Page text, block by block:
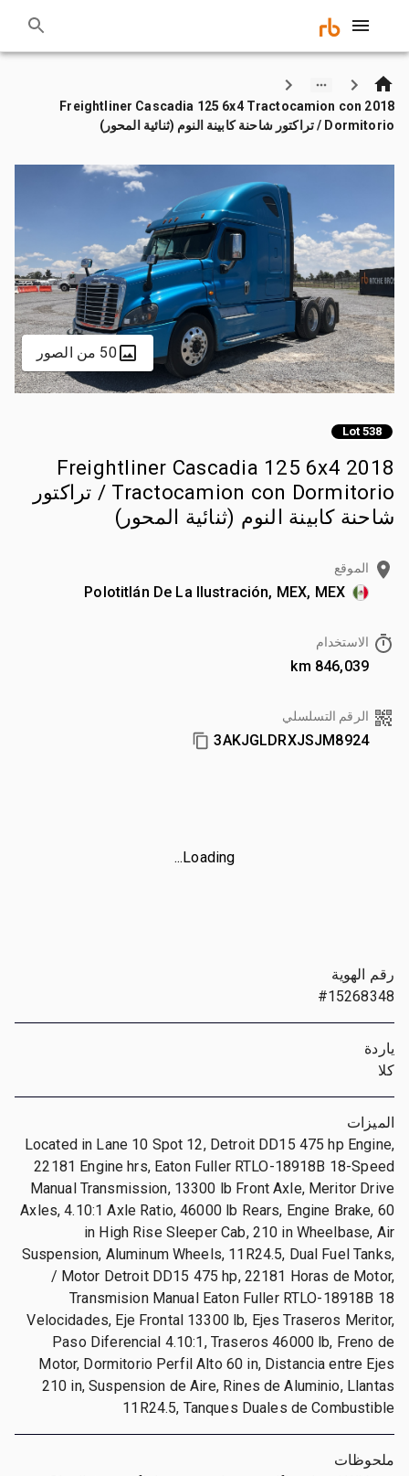
2018 Freightliner Cascadia 125 6x4 Tractocamion con
Dormitorio / تراكتور شاحنة كابينة النوم (ثنائية المحور)
50 من الصور
Lot 538
2018 Freightliner Cascadia 125 6x4
Tractocamion con Dormitorio / تراكتور
شاحنة كابينة النوم (ثنائية المحور)
الموقع
Polotitlán De La Ilustración, MEX, MEX
الاستخدام
846,039 km
الرقم التسلسلي
3AKJGLDRXJSJM8924
Loading...
رقم الهوية
#15268348
ياردة
كلا
الميزات
Located in Lane 10 Spot 12, Detroit DD15 475 hp Engine,
22181 Engine hrs, Eaton Fuller RTLO-18918B 18-Speed
Manual Transmission, 13300 lb Front Axle, Meritor Drive
Axles, 4.10:1 Axle Ratio, 46000 lb Rears, Engine Brake, 60
in High Rise Sleeper Cab, 210 in Wheelbase, Air
Suspension, Aluminum Wheels, 11R24.5, Dual Fuel Tanks,
/ Motor Detroit DD15 475 hp, 22181 Horas de Motor,
Transmision Manual Eaton Fuller RTLO-18918B 18
Velocidades, Eje Frontal 13300 lb, Ejes Traseros Meritor,
Paso Diferencial 4.10:1, Traseros 46000 lb, Freno de
Motor, Dormitorio Perfil Alto 60 in, Distancia entre Ejes
210 in, Suspension de Aire, Rines de Aluminio, Llantas
11R24.5, Tanques Duales de Combustible
ملحوظات